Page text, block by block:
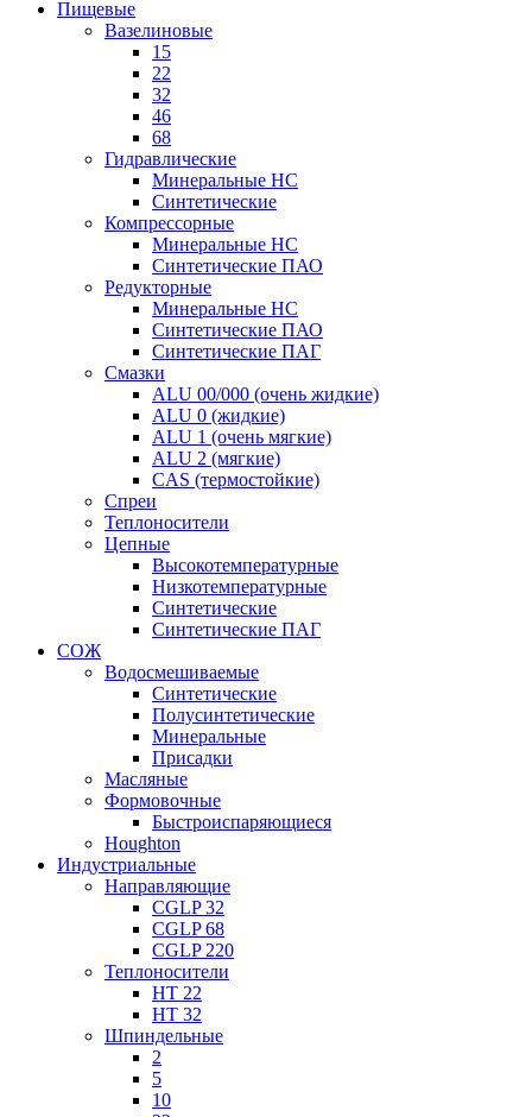
Пищевые
Вазелиновые
15
22
32
46
68
Гидравлические
Минеральные HC
Синтетические
Компрессорные
Минеральные HC
Синтетические ПАО
Редукторные
Минеральные HC
Синтетические ПАО
Синтетические ПАГ
Смазки
ALU 00/000 (очень жидкие)
ALU 0 (жидкие)
ALU 1 (очень мягкие)
ALU 2 (мягкие)
CAS (термостойкие)
Спреи
Теплоносители
Цепные
Высокотемпературные
Низкотемпературные
Синтетические
Синтетические ПАГ
СОЖ
Водосмешиваемые
Синтетические
Полусинтетические
Минеральные
Присадки
Масляные
Формовочные
Быстроиспаряющиеся
Houghton
Индустриальные
Направляющие
CGLP 32
CGLP 68
CGLP 220
Теплоносители
HT 22
HT 32
Шпиндельные
2
5
10